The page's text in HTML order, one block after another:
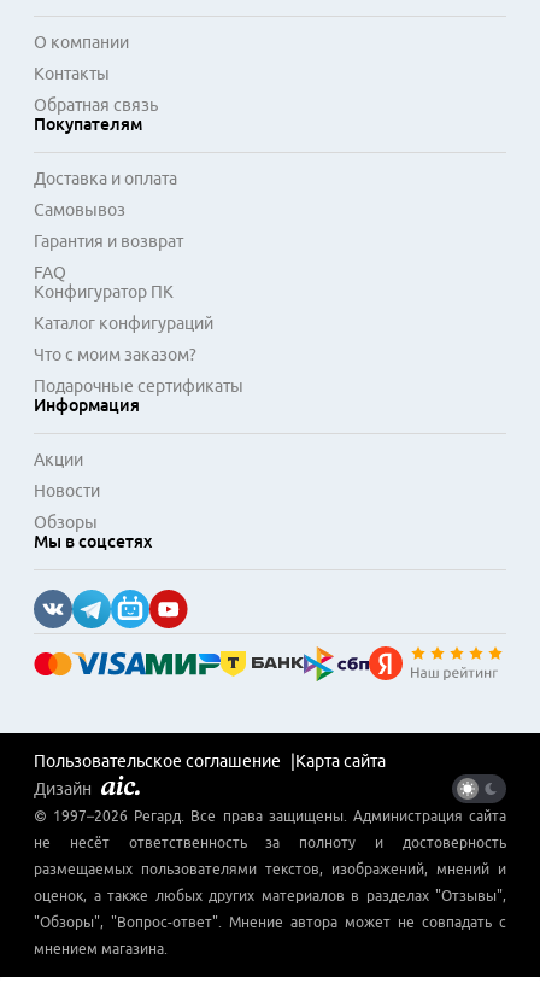
Особенностью линейки является использование сокета
определяет выбор материнской платы. Такие процессоры
часто становятся основой для систем, где параллельно
работают несколько требовательных приложений,
вычислений. Это решение для инженерных,
исследовательских и творческих задач промышленного
масштаба.
О компании
Контакты
Обратная связь
Покупателям
Доставка и оплата
Самовывоз
Гарантия и возврат
FAQ
Конфигуратор ПК
Каталог конфигураций
Что с моим заказом?
Подарочные сертификаты
Информация
Акции
Новости
Обзоры
Мы в соцсетях
Пользовательское соглашение
Карта сайта
Дизайн
© 1997–2026 Регард . Все права защищены. Администрация сайта
не несёт ответственность за полноту и достоверность
размещаемых пользователями текстов, изображений, мнений и
оценок, а также любых других материалов в разделах "Отзывы",
"Обзоры", "Вопрос-ответ". Мнение автора может не совпадать с
мнением магазина.